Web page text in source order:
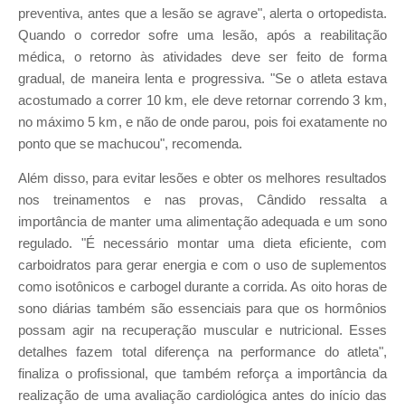
preventiva, antes que a lesão se agrave", alerta o ortopedista.
Quando o corredor sofre uma lesão, após a reabilitação
médica, o retorno às atividades deve ser feito de forma
gradual, de maneira lenta e progressiva. "Se o atleta estava
acostumado a correr 10 km, ele deve retornar correndo 3 km,
no máximo 5 km, e não de onde parou, pois foi exatamente no
ponto que se machucou", recomenda.
Além disso, para evitar lesões e obter os melhores resultados
nos treinamentos e nas provas, Cândido ressalta a
importância de manter uma alimentação adequada e um sono
regulado. "É necessário montar uma dieta eficiente, com
carboidratos para gerar energia e com o uso de suplementos
como isotônicos e carbogel durante a corrida. As oito horas de
sono diárias também são essenciais para que os hormônios
possam agir na recuperação muscular e nutricional. Esses
detalhes fazem total diferença na performance do atleta",
finaliza o profissional, que também reforça a importância da
realização de uma avaliação cardiológica antes do início das